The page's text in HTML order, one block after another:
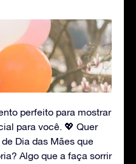
perfeito para mostrar
para você. 💖 Quer
Dia das Mães que
Algo que a faça sorrir